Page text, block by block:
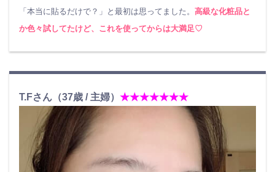
「本当に貼るだけで？」と最初は思ってました。 高級な化粧品と
か色々試してたけど、これを使ってからは大満足♡
T.Fさん（37歳 / 主婦） ★★★★★★★